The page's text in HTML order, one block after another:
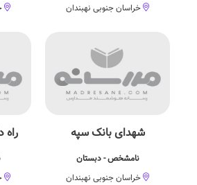
خراسان جنوبی نهبندان
شهدای بانک سپه
نامشخص - دبستان
خراسان جنوبی نهبندان